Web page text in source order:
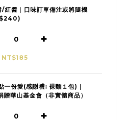
紅醬｜口味訂單備注或將隨機
$240)
NT$185
一份愛(感謝禮: 裸麵１包)｜
華山基金會（非實體商品）